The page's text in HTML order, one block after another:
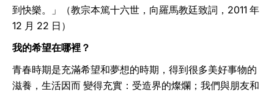
到快樂。」（教宗本篤十六世，向羅馬教廷致詞，2011 年
12 月 22 日）
我的希望在哪裡？
青春時期是充滿希望和夢想的時期，得到很多美好事物的
滋養，生活因而 變得充實：受造界的燦爛；我們與朋友和